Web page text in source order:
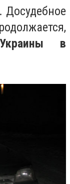
Досудебное
в